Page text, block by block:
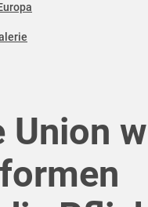
Union